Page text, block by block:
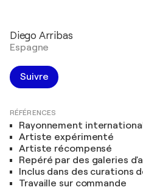
Diego Arribas
Espagne
Suivre
RÉFÉRENCES
Rayonnement international
Artiste expérimenté
Artiste récompensé
Repéré par des galeries
Inclus dans des curations
Travaille sur commande